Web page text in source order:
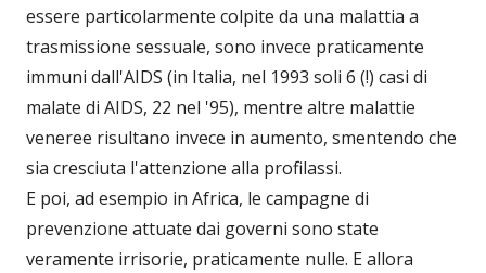
essere particolarmente colpite da una malattia a
trasmissione sessuale, sono invece praticamente
immuni dall'AIDS (in Italia, nel 1993 soli 6 (!) casi di
malate di AIDS, 22 nel '95), mentre altre malattie
veneree risultano invece in aumento, smentendo che
sia cresciuta l'attenzione alla profilassi.
E poi, ad esempio in Africa, le campagne di
prevenzione attuate dai governi sono state
veramente irrisorie, praticamente nulle. E allora